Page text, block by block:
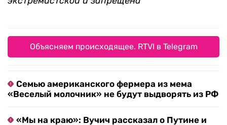
Объясняем происходящее. RTVI в Telegram
Семью американского фермера из мема
«Веселый молочник» не будут выдворять из РФ
«Мы на краю»: Вучич рассказал о Путине и